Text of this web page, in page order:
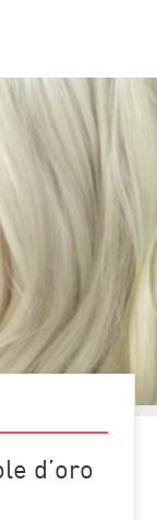
d’oro